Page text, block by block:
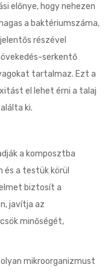
előnye, hogy nehezen
a baktériumszáma,
részével
serkentő
tartalmaz. Ezt a
el lehet érni a talaj
ki.
a komposztba
és a testük körül
biztosít a
javítja az
minőségét,
mikroorganizmust